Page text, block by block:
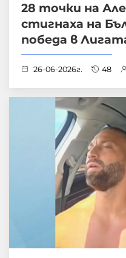
28 точки на
стигнаха на
победа в
26-06-2026г. 48